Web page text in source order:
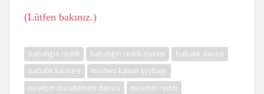
(Lütfen bakınız.)
babalığın reddi babalığın reddi davası
babalık davası
babalık karinesi
medeni kanun soybağı
nesebin düzeltilmesi davası
nesebin reddi